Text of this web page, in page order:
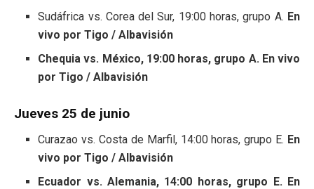
Sudáfrica vs. Corea del Sur, 19:00 horas, grupo A. En
vivo por Tigo / Albavisión
Chequia vs. México, 19:00 horas, grupo A. En vivo
por Tigo / Albavisión
Jueves 25 de junio
Curazao vs. Costa de Marfil, 14:00 horas, grupo E. En
vivo por Tigo / Albavisión
Ecuador vs. Alemania, 14:00 horas, grupo E. En